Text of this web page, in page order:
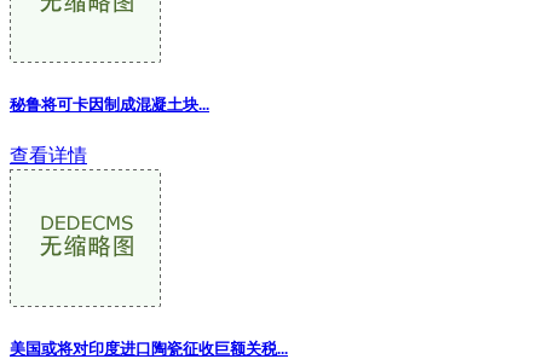
秘鲁将可卡因制成混凝土块...
查看详情
美国或将对印度进口陶瓷征收巨额关税...